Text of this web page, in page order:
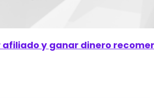
afiliado y ganar dinero